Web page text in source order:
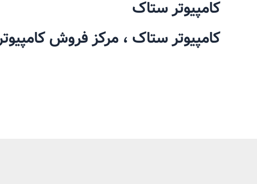
کامپیوتر ستاک
کامپیوتر ستاک ، مرکز فروش